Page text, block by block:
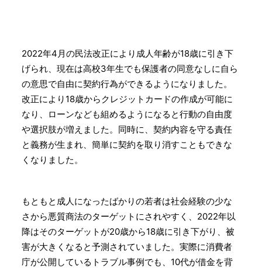
2022年4月の民法改正により成⼈年齢が18歳に引き下
げられ、現在は高校3年生でも保護者の同意なしに⾃ら
の意思で⾃由に契約⾏為ができるようになりました。
改正により18歳からクレジットカードの作成が可能に
なり、ローンなども組めるようになると⾏動の自由度
や選択肢が増えました。同時に、契約内容を守る責任
と義務が⽣まれ、簡単に契約を取り消すこともできな
くなりました。
もともと成⼈になったばかりの若者は社会経験の少な
さから悪質商法のターゲットにされやすく、2022年以
降はそのターゲットが20歳から18歳に引き下がり、被
害が大きくなると予測されていました。実際に消費者
庁が公開しているトラブル事例でも、10代が借⾦を背